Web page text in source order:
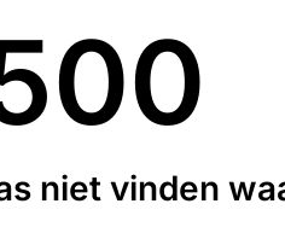
500
niet vinden